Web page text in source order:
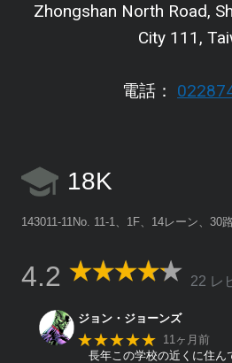
Zhongshan North Road,
City 111,
電話：
18K
143011-11No. 11-1、1F、14レーン、30
4.2 22 レ
ジョン・ジョーンズ
★★★★★ 11ヶ月前
長年この学校の近くに住ん